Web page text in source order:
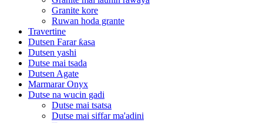
Granite kore
Ruwan hoda grante
Travertine
Dutsen Farar ƙasa
Dutsen yashi
Dutse mai tsada
Dutsen Agate
Marmarar Onyx
Dutse na wucin gadi
Dutse mai tsatsa
Dutse mai siffar ma'adini